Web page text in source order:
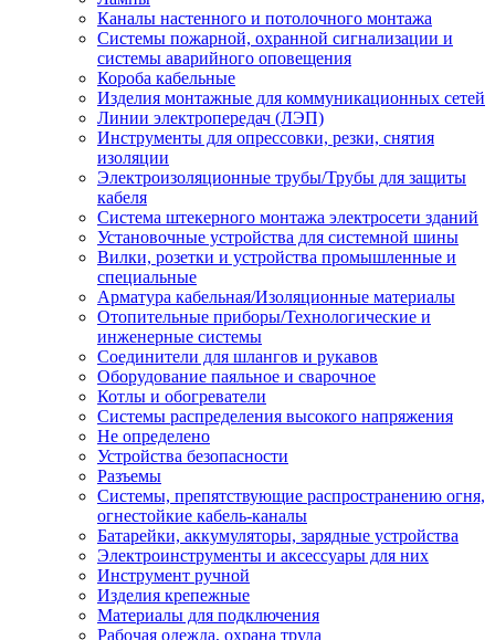
Каналы настенного и потолочного монтажа
Системы пожарной, охранной сигнализации и
системы аварийного оповещения
Короба кабельные
Изделия монтажные для коммуникационных сетей
Линии электропередач (ЛЭП)
Инструменты для опрессовки, резки, снятия
изоляции
Электроизоляционные трубы/Трубы для защиты
кабеля
Система штекерного монтажа электросети зданий
Установочные устройства для системной шины
Вилки, розетки и устройства промышленные и
специальные
Арматура кабельная/Изоляционные материалы
Отопительные приборы/Технологические и
инженерные системы
Соединители для шлангов и рукавов
Оборудование паяльное и сварочное
Котлы и обогреватели
Системы распределения высокого напряжения
Не определено
Устройства безопасности
Разъемы
Системы, препятствующие распространению огня,
огнестойкие кабель-каналы
Батарейки, аккумуляторы, зарядные устройства
Электроинструменты и аксессуары для них
Инструмент ручной
Изделия крепежные
Материалы для подключения
Рабочая одежда, охрана труда